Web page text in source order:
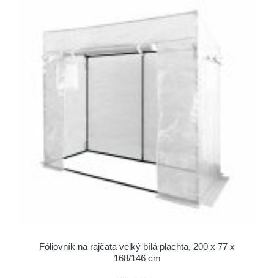
Fóliovník na rajčata velký bílá plachta, 200 x 77 x
168/146 cm